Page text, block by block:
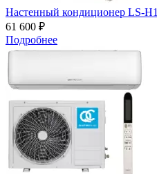
Настенный кондиционер LS-
61 600 ₽
Подробнее